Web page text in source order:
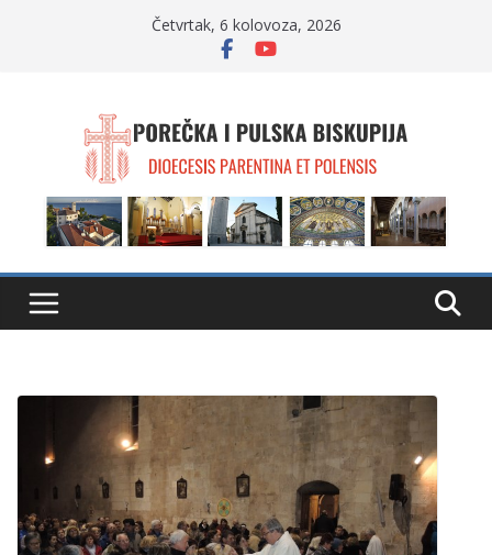
Četvrtak, 6 kolovoza, 2026